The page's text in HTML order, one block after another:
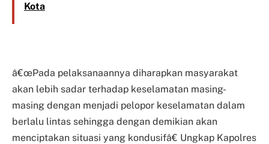
Kota
â€œPada pelaksanaannya diharapkan masyarakat
akan lebih sadar terhadap keselamatan masing-
masing dengan menjadi pelopor keselamatan dalam
berlalu lintas sehingga dengan demikian akan
menciptakan situasi yang kondusifâ€ Ungkap Kapolres